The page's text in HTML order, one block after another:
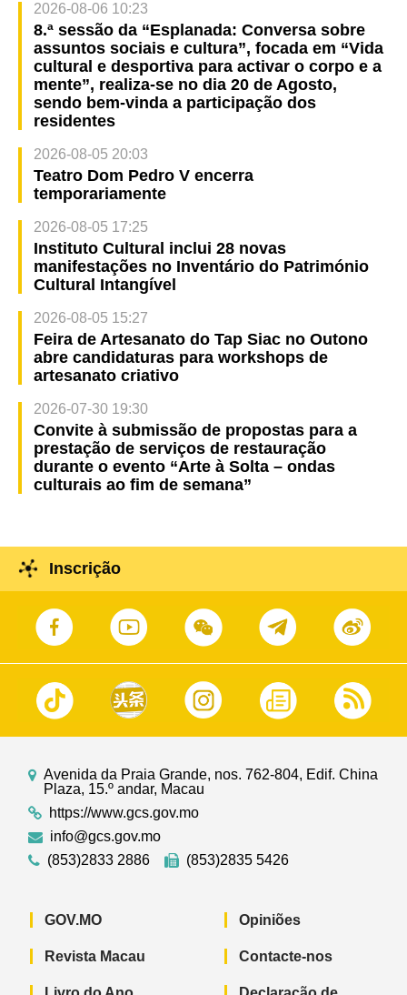
2026-08-06 10:23
8.ª sessão da “Esplanada: Conversa sobre
assuntos sociais e cultura”, focada em “Vida
cultural e desportiva para activar o corpo e a
mente”, realiza-se no dia 20 de Agosto,
sendo bem-vinda a participação dos
residentes
2026-08-05 20:03
Teatro Dom Pedro V encerra
temporariamente
2026-08-05 17:25
Instituto Cultural inclui 28 novas
manifestações no Inventário do Património
Cultural Intangível
2026-08-05 15:27
Feira de Artesanato do Tap Siac no Outono
abre candidaturas para workshops de
artesanato criativo
2026-07-30 19:30
Convite à submissão de propostas para a
prestação de serviços de restauração
durante o evento “Arte à Solta – ondas
culturais ao fim de semana”
Inscrição
Avenida da Praia Grande, nos. 762-804, Edif. China
Plaza, 15.º andar, Macau
https://www.gcs.gov.mo
info@gcs.gov.mo
(853)2833 2886
(853)2835 5426
GOV.MO
Revista Macau
Opiniões
Contacte-nos